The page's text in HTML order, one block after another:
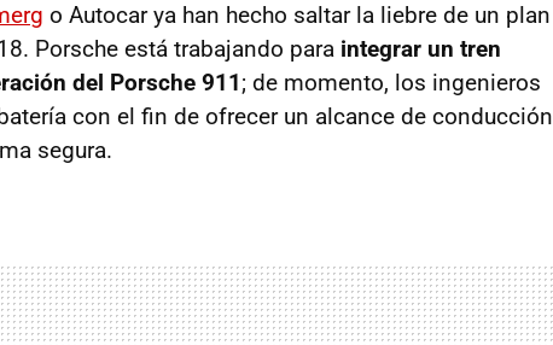
o Autocar ya han hecho saltar la liebre de un plan
Porsche está trabajando para integrar un tren
del Porsche 911; de momento, los ingenieros
con el fin de ofrecer un alcance de conducción
segura.